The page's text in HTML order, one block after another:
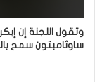
وتقول اللجنة إن
ساوثامبتون سمح